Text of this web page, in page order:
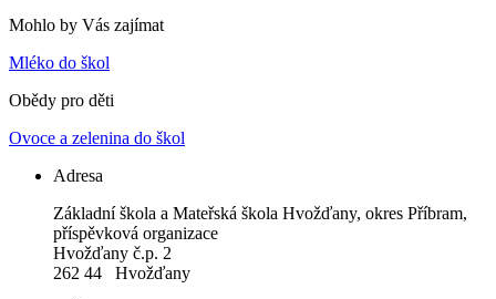
Mohlo by Vás zajímat
Mléko do škol
Obědy pro děti
Ovoce a zelenina do škol
Adresa
Základní škola a Mateřská škola Hvožďany, okres Příbram,
příspěvková organizace
Hvožďany č.p. 2
262 44 Hvožďany